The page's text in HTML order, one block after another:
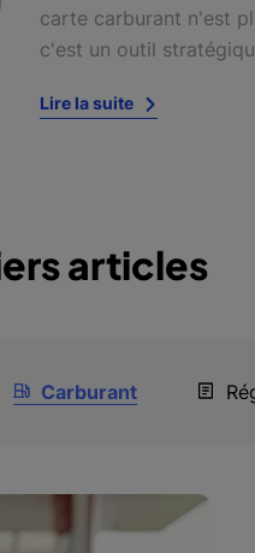
carte carburant n'est
c'est un outil
Lire la suite
articles
Carburant